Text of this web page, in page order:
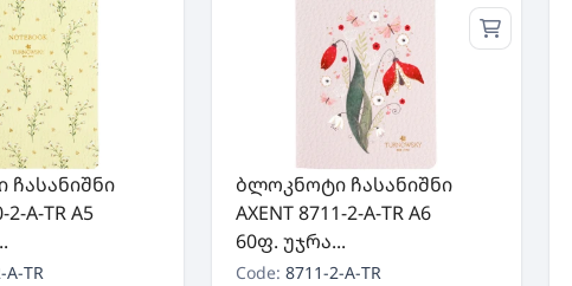
2-A-TR A5
A-TR
ბლოკნოტი ჩასანიშნი
AXENT 8711-2-A-TR A6
60ფ. უჯრა...
Code: 8711-2-A-TR